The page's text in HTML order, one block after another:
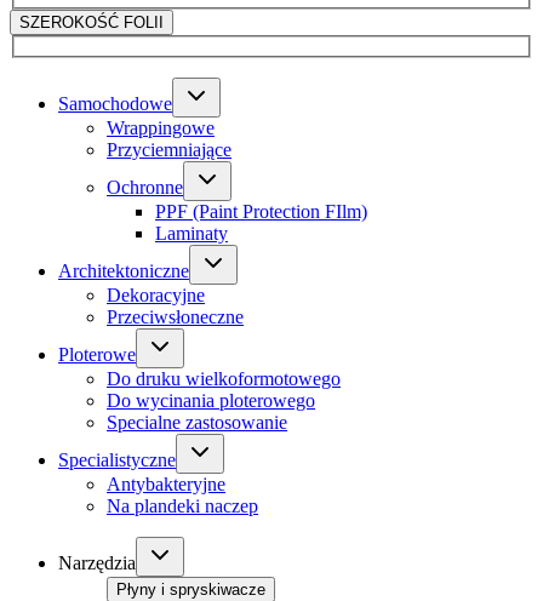
SZEROKOŚĆ FOLII
Samochodowe
Wrappingowe
Przyciemniające
Ochronne
PPF (Paint Protection FIlm)
Laminaty
Architektoniczne
Dekoracyjne
Przeciwsłoneczne
Ploterowe
Do druku wielkoformotowego
Do wycinania ploterowego
Specialne zastosowanie
Specialistyczne
Antybakteryjne
Na plandeki naczep
Narzędzia
Płyny i spryskiwacze